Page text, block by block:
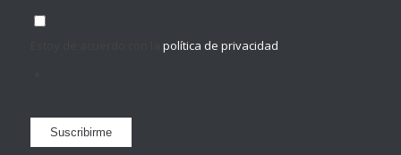
Empresa
Consentimiento
política de privacidad
Suscribirme